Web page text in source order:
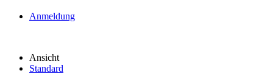
Anmeldung
Ansicht
Standard